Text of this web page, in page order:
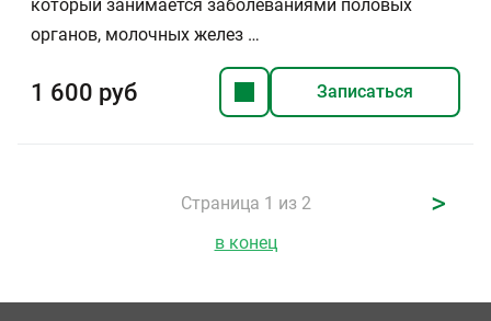
который занимается заболеваниями половых
органов, молочных желез …
1 600 руб Записаться
Страница 1 из 2 >
в конец